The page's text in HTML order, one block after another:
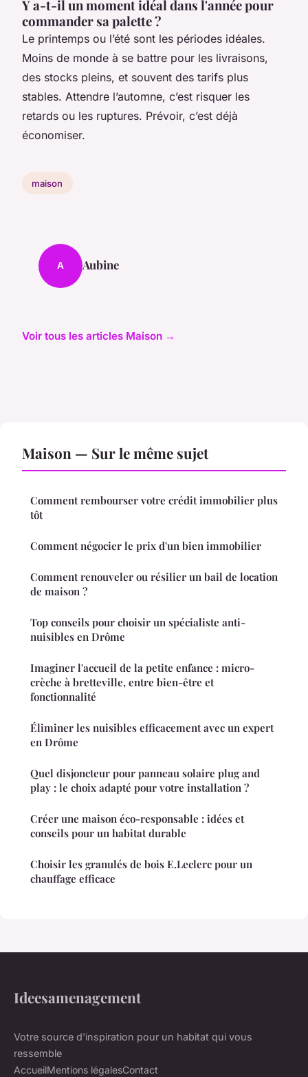
Y a-t-il un moment idéal dans l'année pour
commander sa palette ?
Le printemps ou l’été sont les périodes idéales.
Moins de monde à se battre pour les livraisons,
des stocks pleins, et souvent des tarifs plus
stables. Attendre l’automne, c’est risquer les
retards ou les ruptures. Prévoir, c’est déjà
économiser.
maison
A Aubine
Voir tous les articles Maison →
Maison — Sur le même sujet
Comment rembourser votre crédit immobilier plus
tôt
Comment négocier le prix d'un bien immobilier
Comment renouveler ou résilier un bail de location
de maison ?
Top conseils pour choisir un spécialiste anti-
nuisibles en Drôme
Imaginer l'accueil de la petite enfance : micro-
crèche à bretteville, entre bien-être et
fonctionnalité
Éliminer les nuisibles efficacement avec un expert
en Drôme
Quel disjoncteur pour panneau solaire plug and
play : le choix adapté pour votre installation ?
Créer une maison éco-responsable : idées et
conseils pour un habitat durable
Choisir les granulés de bois E.Leclerc pour un
chauffage efficace
Ideesamenagement
Votre source d'inspiration pour un habitat qui vous
ressemble
AccueilMentions légalesContact